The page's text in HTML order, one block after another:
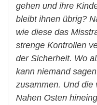
gehen und ihre
bleibt ihnen übrig?
wie diese das
strenge Kontrollen
der Sicherheit. Wo
kann niemand
zusammen. Und die
Nahen Osten